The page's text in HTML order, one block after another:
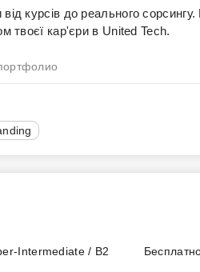
курсів до реального
твоєї кар'єри в United Tech.
буде персональний бадді,
Intermediate / B2